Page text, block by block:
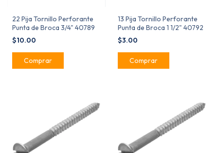
22 Pija Tornillo Perforante
Punta de Broca 3/4" 40789
$10.00
13 Pija Tornillo Perforante
Punta de Broca 1 1/2" 40792
$3.00